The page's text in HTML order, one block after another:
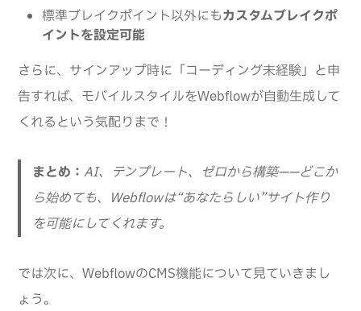
標準ブレイクポイント以外にもカスタムブレイクポ
イントを設定可能
さらに、サインアップ時に「コーディング未経験」と申
告すれば、モバイルスタイルをWebflowが自動生成して
くれるという気配りまで！
まとめ：AI、テンプレート、ゼロから構築——どこか
ら始めても、Webflowは“あなたらしい”サイト作り
を可能にしてくれます。
では次に、WebflowのCMS機能について見ていきまし
ょう。